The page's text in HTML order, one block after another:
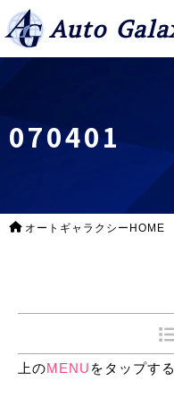
Auto
070401
オートギャラクシーHOME
上のMENU をタップす